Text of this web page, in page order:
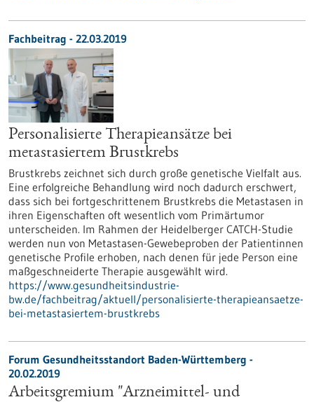
Fachbeitrag - 22.03.2019
Personalisierte Therapieansätze bei
metastasiertem Brustkrebs
Brustkrebs zeichnet sich durch große genetische Vielfalt aus.
Eine erfolgreiche Behandlung wird noch dadurch erschwert,
dass sich bei fortgeschrittenem Brustkrebs die Metastasen in
ihren Eigenschaften oft wesentlich vom Primärtumor
unterscheiden. Im Rahmen der Heidelberger CATCH-Studie
werden nun von Metastasen-Gewebeproben der Patientinnen
genetische Profile erhoben, nach denen für jede Person eine
maßgeschneiderte Therapie ausgewählt wird.
https://www.gesundheitsindustrie-
bw.de/fachbeitrag/aktuell/personalisierte-therapieansaetze-
bei-metastasiertem-brustkrebs
Forum Gesundheitsstandort Baden-Württemberg -
20.02.2019
Arbeitsgremium "Arzneimittel- und